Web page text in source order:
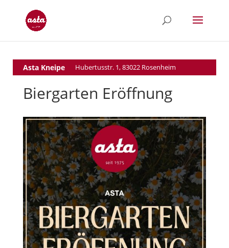
Asta Kneipe Hubertusstr. 1, 83022 Rosenheim
Biergarten Eröffnung